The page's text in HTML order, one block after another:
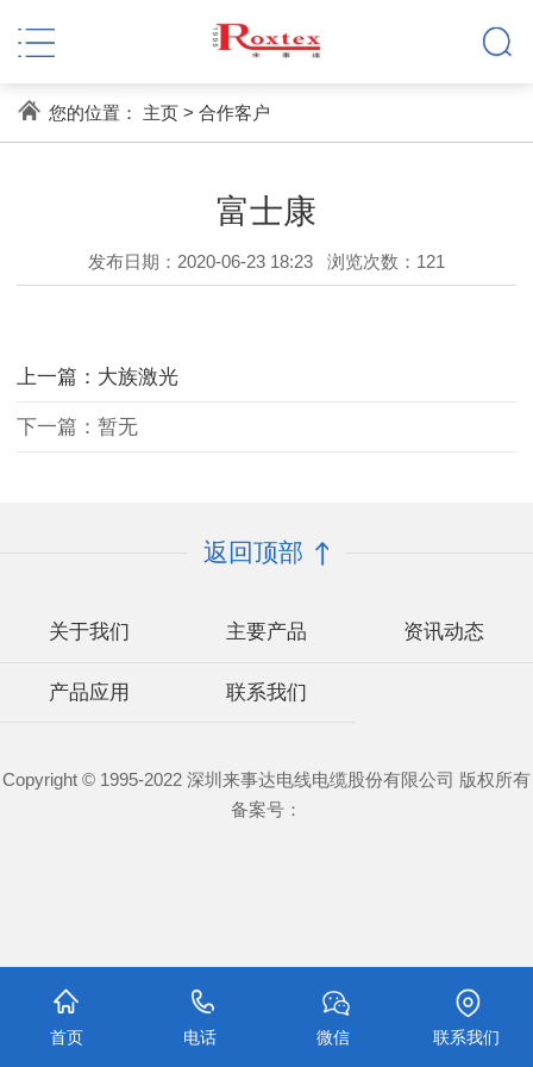
您的位置： 主页> 合作客户
富士康
发布日期：2020-06-23 18:23 浏览次数： 121
上一篇：大族激光
下一篇：暂无
返回顶部
关于我们 主要产品 资讯动态
产品应用 联系我们
Copyright © 1995-2022 深圳来事达电线电缆股份有限公司 版权所有
备案号：
首页 电话 微信 联系我们